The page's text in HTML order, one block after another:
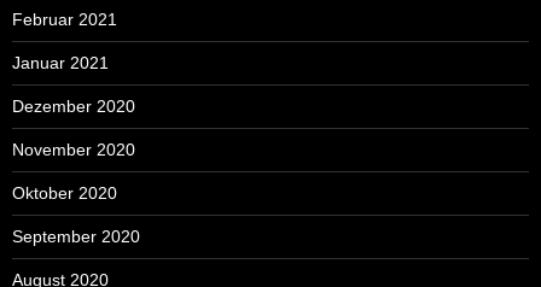
Februar 2021
Januar 2021
Dezember 2020
November 2020
Oktober 2020
September 2020
August 2020